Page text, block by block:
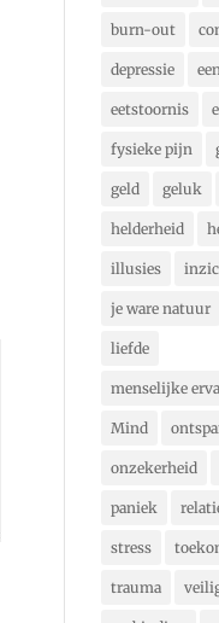
burn-out
depressie
eetstoornis
fysieke pijn
geld geluk
helderheid
illusies
je ware natuur
liefde
menselijke
Mind
onzekerheid
paniek
stress
trauma